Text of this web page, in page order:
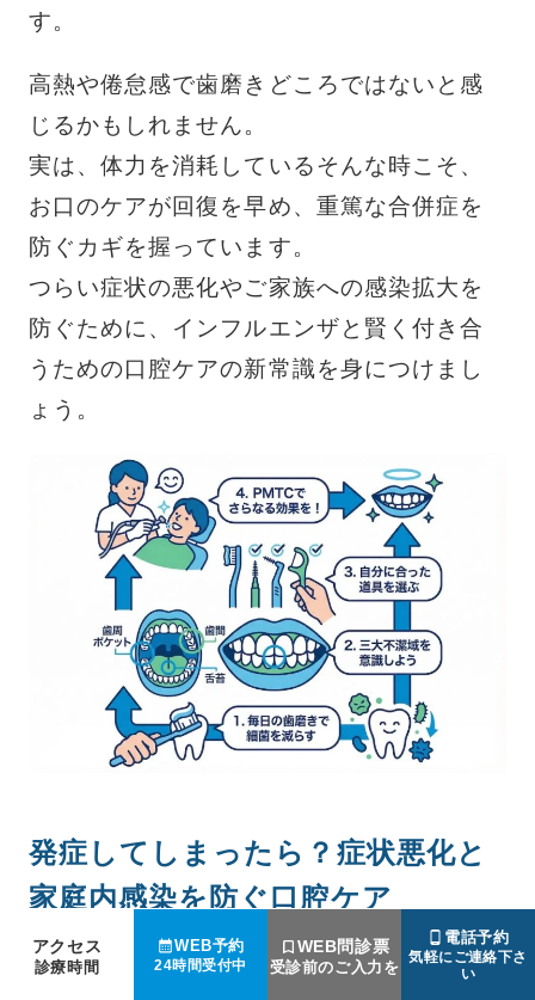
す。
高熱や倦怠感で歯磨きどころではないと感
じるかもしれません。
実は、体力を消耗しているそんな時こそ、
お口のケアが回復を早め、重篤な合併症を
防ぐカギを握っています。
つらい症状の悪化やご家族への感染拡大を
防ぐために、インフルエンザと賢く付き合
うための口腔ケアの新常識を身につけまし
ょう。
発症してしまったら？症状悪化と
家庭内感染を防ぐ口腔ケア
インフルエンザに感染すると、私たちの体
アクセス
診療時間
WEB予約
24時間受付中
WEB問診票
受診前のご入力を
電話予約
気軽にご連絡下さ
い